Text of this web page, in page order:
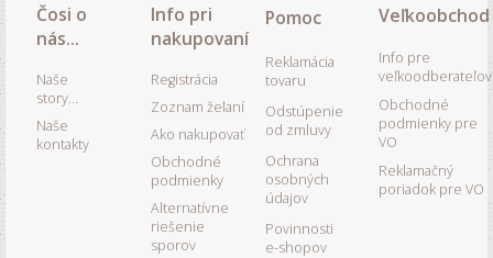
Čosi o
nás...
Naše
story...
Naše
kontakty
Info pri
nakupovaní
Registrácia
Zoznam želaní
Ako nakupovať
Obchodné
podmienky
Alternatívne
riešenie
sporov
Pomoc
Reklamácia
tovaru
Odstúpenie
od zmluvy
Ochrana
osobných
údajov
Povinnosti
e-shopov
Veľkoobchod
Info pre
veľkoodberateľov
Obchodné
podmienky pre
VO
Reklamačný
poriadok pre VO